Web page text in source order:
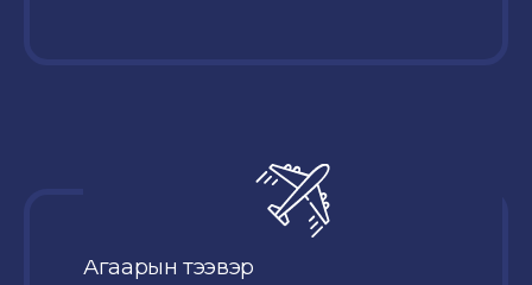
Агаарын тээвэр